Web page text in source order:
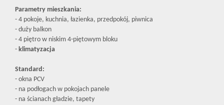
Parametry mieszkania:
- 4 pokoje, kuchnia, łazienka, przedpokój, piwnica
- duży balkon
- 4 piętro w niskim 4-piętowym bloku
- klimatyzacja
Standard:
- okna PCV
- na podłogach w pokojach panele
- na ścianach gładzie, tapety